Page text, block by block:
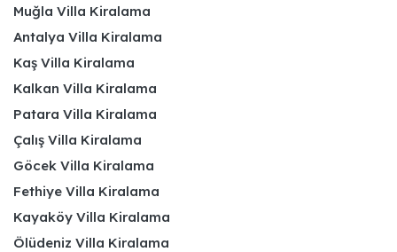
Muğla Villa Kiralama
Antalya Villa Kiralama
Kaş Villa Kiralama
Kalkan Villa Kiralama
Patara Villa Kiralama
Çalış Villa Kiralama
Göcek Villa Kiralama
Fethiye Villa Kiralama
Kayaköy Villa Kiralama
Ölüdeniz Villa Kiralama